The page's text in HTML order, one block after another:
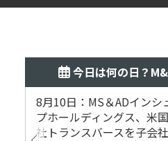
今日は何の日？
8月10日：MS＆ADインシ
プホールディングス、米
社トランスバースを子会